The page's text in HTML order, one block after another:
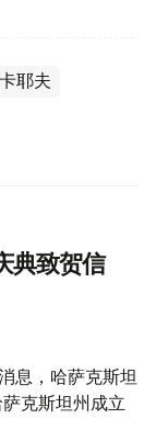
耶夫
典致贺信
息，哈萨克斯坦
克斯坦州成立